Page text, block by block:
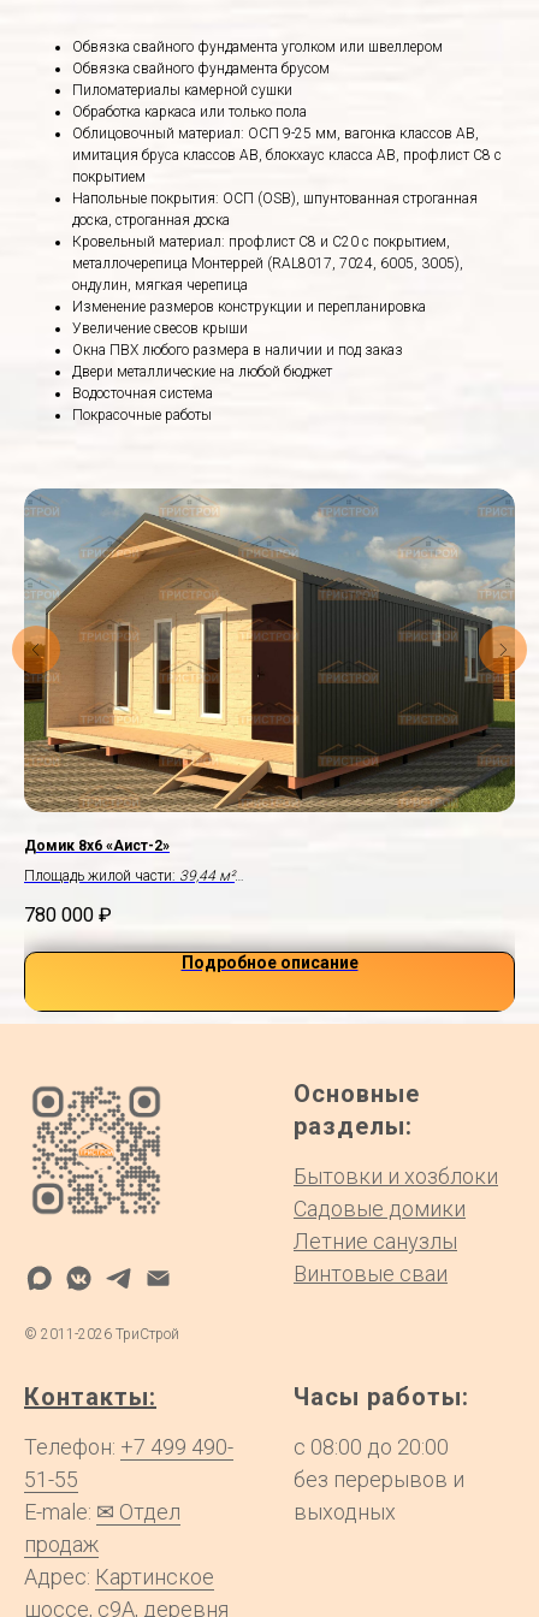
Обвязка свайного фундамента уголком или швеллером
Обвязка свайного фундамента брусом
Пиломатериалы камерной сушки
Обработка каркаса или только пола
Облицовочный материал: ОСП 9-25 мм, вагонка классов АВ,
имитация бруса классов АВ, блокхаус класса АВ, профлист С8 с
покрытием
Напольные покрытия: ОСП (OSB), шпунтованная строганная
доска, строганная доска
Кровельный материал: профлист С8 и С20 с покрытием,
металлочерепица Монтеррей (RAL8017, 7024, 6005, 3005),
ондулин, мягкая черепица
Изменение размеров конструкции и перепланировка
Увеличение свесов крыши
Окна ПВХ любого размера в наличии и под заказ
Двери металлические на любой бюджет
Водосточная система
Покрасочные работы
Домик 8х6 «Аист-2»
Площадь жилой части: 39,44 м²
780 000 ₽
Подробное описание
© 2011-2026 ТриСтрой
Основные
разделы:
Бытовки и хозблоки
Садовые домики
Летние санузлы
Винтовые сваи
Контакты:
Телефон: +7 499 490-
51-55
E-male: ✉ Отдел
продаж
Адрес: Картинское
шоссе, с9А, деревня
Часы работы:
с 08:00 до 20:00
без перерывов и
выходных